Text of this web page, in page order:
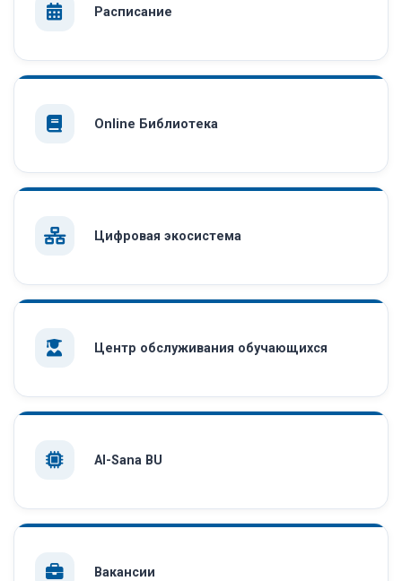
Расписание
Online Библиотека
Цифровая экосистема
Центр обслуживания обучающихся
AI-Sana BU
Вакансии